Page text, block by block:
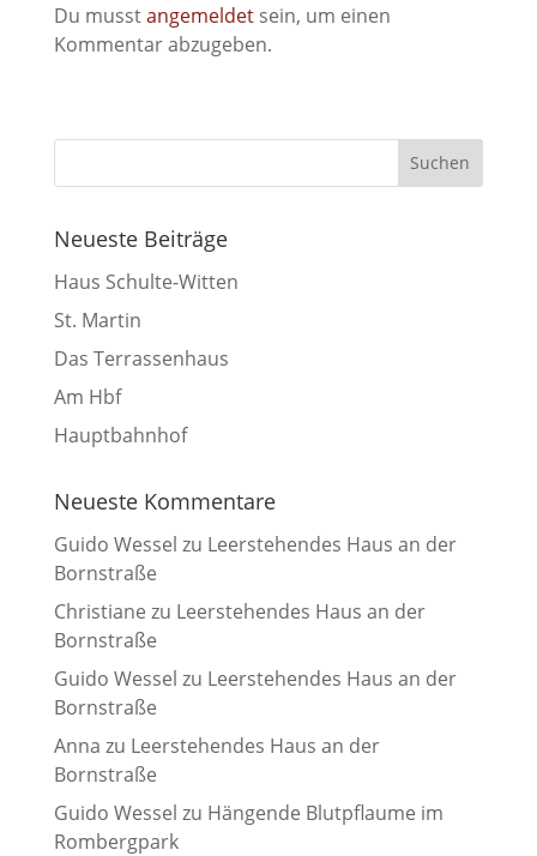
Du musstangemeldetsein, um einen
Kommentar abzugeben.
Neueste Beiträge
Haus Schulte-Witten
St. Martin
Das Terrassenhaus
Am Hbf
Hauptbahnhof
Neueste Kommentare
Guido Wessel zu Leerstehendes Haus an der
Bornstraße
Christiane zu Leerstehendes Haus an der
Bornstraße
Guido Wessel zu Leerstehendes Haus an der
Bornstraße
Anna zu Leerstehendes Haus an der
Bornstraße
Guido Wessel zu Hängende Blutpflaume im
Rombergpark